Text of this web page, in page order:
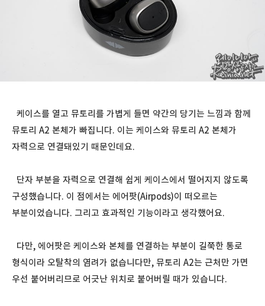
케이스를 열고 뮤토리를 가볍게 들면 약간의 당기는 느낌과 함께
뮤토리 A2 본체가 빠집니다. 이는 케이스와 뮤토리 A2 본체가
자력으로 연결돼있기 때문인데요.
단자 부분을 자력으로 연결해 쉽게 케이스에서 떨어지지 않도록
구성했습니다. 이 점에서는 에어팟(Airpods)이 떠오르는
부분이었습니다. 그리고 효과적인 기능이라고 생각했어요.
다만, 에어팟은 케이스와 본체를 연결하는 부분이 길쭉한 통로
형식이라 오탈착의 염려가 없습니다만, 뮤토리 A2는 근처만 가면
우선 붙어버리므로 어긋난 위치로 붙어버릴 때가 있습니다.